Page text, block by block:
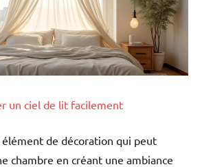
un ciel de lit facilement
de décoration qui peut
chambre en créant une ambiance